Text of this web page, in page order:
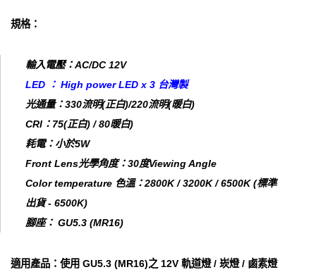
規格：
輸入電壓：AC/DC 12V
LED ： High power LED x 3 台灣製
光通量：330流明(正白)/220流明(暖白)
CRI：75(正白) / 80暖白)
耗電：小於5W
Front Lens光學角度：30度Viewing Angle
Color temperature 色溫：2800K / 3200K / 6500K (標準
出貨 - 6500K)
腳座： GU5.3 (MR16)
適用產品：使用 GU5.3 (MR16)之 12V 軌道燈 / 崁燈 / 鹵素燈